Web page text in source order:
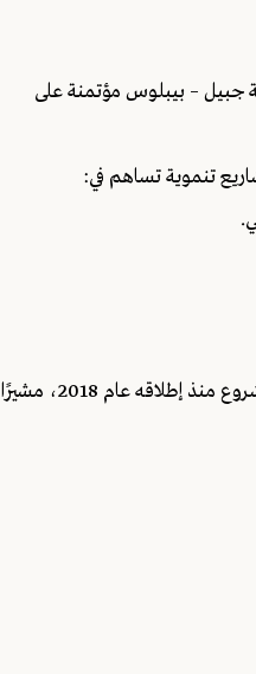
جبيل – بيبلوس مؤتمنة على
تنموية تساهم في:
من جهته، استعرض رئيس بلدية جبيل السابق الأستاذ وسام زعرور المراحل التي مرّ بها المشروع منذ إطلاقه عام 2018، مشيرًا